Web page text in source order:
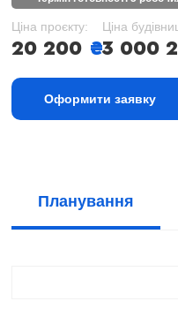
Ціна проєкту:
20 200 ₴
Ціна
3 000
Оформити заявку
Планування